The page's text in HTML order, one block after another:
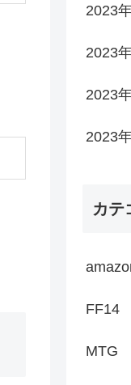
2023
2023
2023
2023
カテ
FF14
MTG